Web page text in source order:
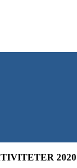
2020